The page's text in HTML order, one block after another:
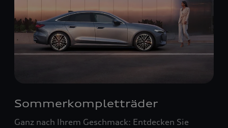
Sommerkompletträder
Ganz nach Ihrem Geschmack: Entdecken Sie